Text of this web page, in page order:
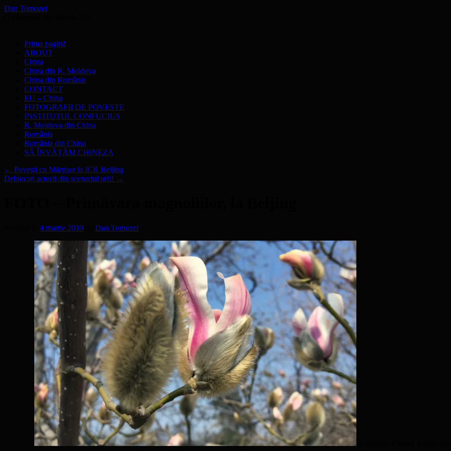
Dan Tomozei
conținut
Prima pagină
ABOUT
China
China din R. Moldova
China din România
CONTACT
EU – China
FOTOGRAFII DE POVESTE
INSTITUTUL CONFUCIUS
R. Moldova din China
România
România din China
SĂ ÎNVĂŢĂM CHINEZA
← Poveşti cu Mărţişor la ICR Beijing
Deblocați actorii din scenariul urii! →
4 martie 2019 Dan Tomozei